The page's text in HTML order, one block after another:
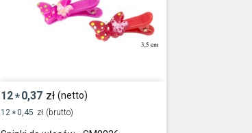
12*0,37 zł (netto)
12 *0,45 zł (brutto)